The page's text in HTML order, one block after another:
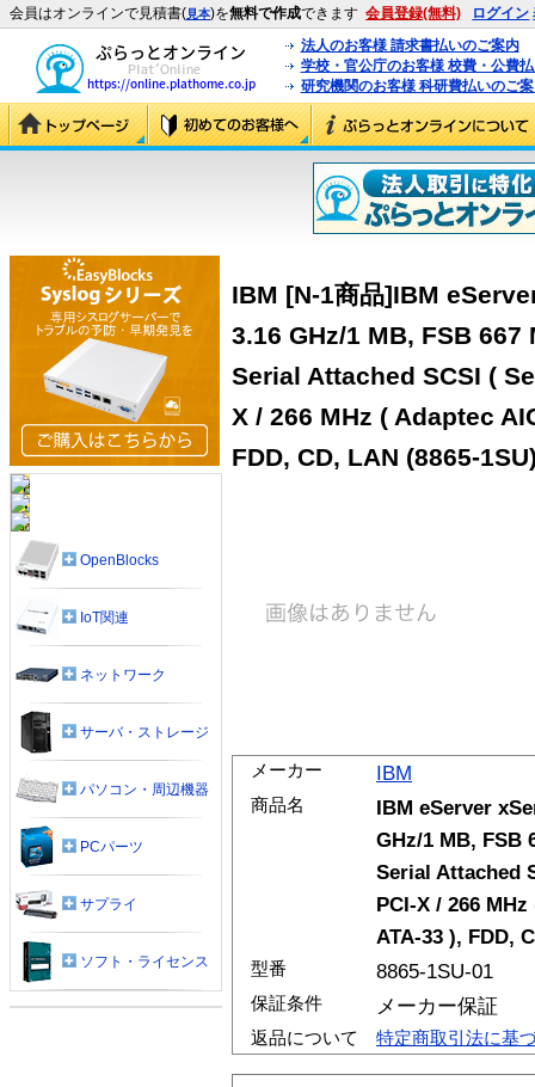
会員はオンラインで見積書(見本)を無料で作成できます 会員登録(無料) ログイン
法人のお客様 請求書払いのご案内
学校・官公庁のお客様 校費・公費
研究機関のお客様 科研費払いのご
IBM [N-1商品]IBM
3.16 GHz/1 MB, FSB 667
Serial Attached SCSI (
X / 266 MHz ( Adaptec
FDD, CD, LAN (8865-
メーカー IBM
商品名
IBM eServer
GHz/1 MB, FSB
Serial Attached
PCI-X / 266
ATA-33 ), FDD,
型番 8865-1SU-01
保証条件 メーカー保証
返品について 特定商取引法に基
OpenBlocks
IoT関連
ネットワーク
サーバ・ストレージ
パソコン・周辺機器
PCパーツ
サプライ
ソフト・ライセンス